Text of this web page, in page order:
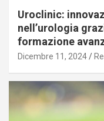
Uroclinic:
nell’urologia
formazione
Dicembre 11, 2024